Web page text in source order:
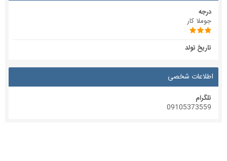
درجه
جوملا کار
تاریخ تولد
اطلاعات شخصی
تلگرام
09105373559